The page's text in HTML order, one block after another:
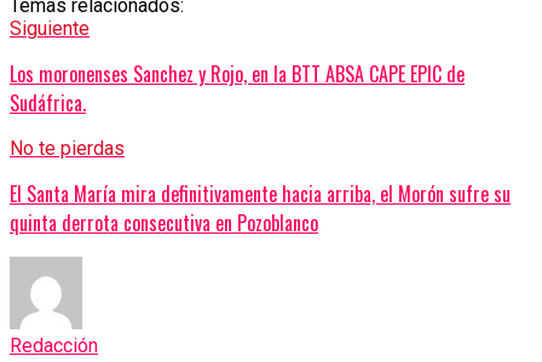
Temas relacionados:
Siguiente
Los moronenses Sanchez y Rojo, en la BTT ABSA CAPE EPIC de
Sudáfrica.
No te pierdas
El Santa María mira definitivamente hacia arriba, el Morón sufre su
quinta derrota consecutiva en Pozoblanco
Redacción